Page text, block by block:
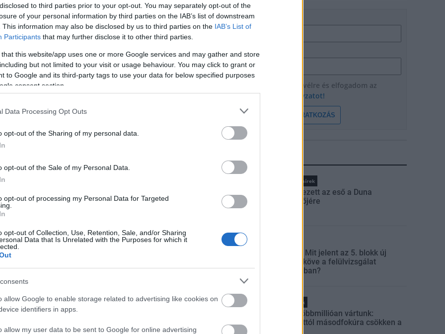
to third parties prior to your opt-out. You may separately opt-out of the
of your personal information by third parties on the IAB’s list of downstream
This information may also be disclosed by us to third parties on the IAB’s List of
Participants that may further disclose it to other third parties.
that this website/app uses one or more Google services and may gather and store
but not limited to your visit or usage behaviour. You may click to grant or
to Google and its third-party tags to use your data for below specified purposes
consent section.
Data Processing Opt Outs
opt-out of the Sharing of my personal data.
opt-out of the Sale of my Personal Data.
opt-out of processing my Personal Data for Targeted
opt-out of Collection, Use, Retention, Sale, and/or Sharing
Data that Is Unrelated with the Purposes for which it
allow Google to enable storage related to advertising like cookies on
identifiers in apps.
allow my user data to be sent to Google for online advertising
Árpád-ház program - Megkezdődik a
székesfehérvári múzeum felújításának
2018.04.03
Megkezdődik a székesfehérvári Szent István Király
jelentette be Vargha Tamás (Fidesz) országgyűlési
város polgármesterével közös, keddi sajtótájékoztatóján.
Árpád-ház program - Elkezdődik a
2017.11.20
székesfehérvári Szent István Király Múzeum
rekonstrukciójának előkészítésére, hogy az épület
megfelelő helyszíne lehessen 2020-ban az Árpád-ház
Vargha Tamás lett az Árpád-ház Program
miniszteri biztosa
Név
E-mail cím
Feliratkozom a hírlevélre és elfogadom az
adatvédelmi szabályzatot!
FELIRATKOZÁS
Országos hírek
Megérkezett az eső a Duna
vízgyűjtőjére
Paks II.: Mit jelent az 5. blokk új
mérföldköve a felülvizsgálat
árnyékában?
Helyi hírek
Amire többmillióan vártunk:
szombattól másodfokúra csökken a